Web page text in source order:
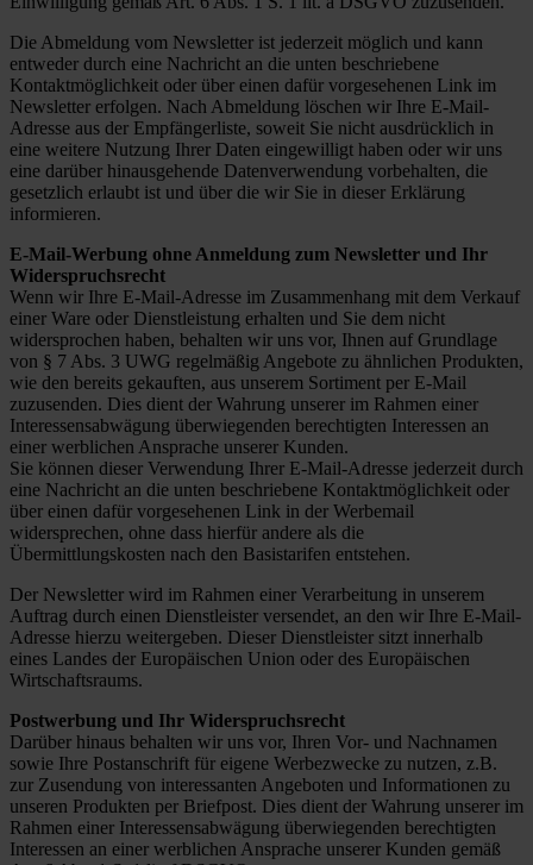
Die Abmeldung vom Newsletter ist jederzeit möglich und kann
entweder durch eine Nachricht an die unten beschriebene
Kontaktmöglichkeit oder über einen dafür vorgesehenen Link im
Newsletter erfolgen. Nach Abmeldung löschen wir Ihre E-Mail-
Adresse aus der Empfängerliste, soweit Sie nicht ausdrücklich in
eine weitere Nutzung Ihrer Daten eingewilligt haben oder wir uns
eine darüber hinausgehende Datenverwendung vorbehalten, die
gesetzlich erlaubt ist und über die wir Sie in dieser Erklärung
informieren.
E-Mail-Werbung ohne Anmeldung zum Newsletter und Ihr
Widerspruchsrecht
Wenn wir Ihre E-Mail-Adresse im Zusammenhang mit dem Verkauf
einer Ware oder Dienstleistung erhalten und Sie dem nicht
widersprochen haben, behalten wir uns vor, Ihnen auf Grundlage
von § 7 Abs. 3 UWG regelmäßig Angebote zu ähnlichen Produkten,
wie den bereits gekauften, aus unserem Sortiment per E-Mail
zuzusenden. Dies dient der Wahrung unserer im Rahmen einer
Interessensabwägung überwiegenden berechtigten Interessen an
einer werblichen Ansprache unserer Kunden.
Sie können dieser Verwendung Ihrer E-Mail-Adresse jederzeit durch
eine Nachricht an die unten beschriebene Kontaktmöglichkeit oder
über einen dafür vorgesehenen Link in der Werbemail
widersprechen, ohne dass hierfür andere als die
Übermittlungskosten nach den Basistarifen entstehen.
Der Newsletter wird im Rahmen einer Verarbeitung in unserem
Auftrag durch einen Dienstleister versendet, an den wir Ihre E-Mail-
Adresse hierzu weitergeben. Dieser Dienstleister sitzt innerhalb
eines Landes der Europäischen Union oder des Europäischen
Wirtschaftsraums.
Postwerbung und Ihr Widerspruchsrecht
Darüber hinaus behalten wir uns vor, Ihren Vor- und Nachnamen
sowie Ihre Postanschrift für eigene Werbezwecke zu nutzen, z.B.
zur Zusendung von interessanten Angeboten und Informationen zu
unseren Produkten per Briefpost. Dies dient der Wahrung unserer im
Rahmen einer Interessensabwägung überwiegenden berechtigten
Interessen an einer werblichen Ansprache unserer Kunden gemäß